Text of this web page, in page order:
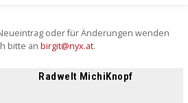
oder für Änderungen wenden
bitte an birgit@nyx.at.
Radwelt MichiKnopf